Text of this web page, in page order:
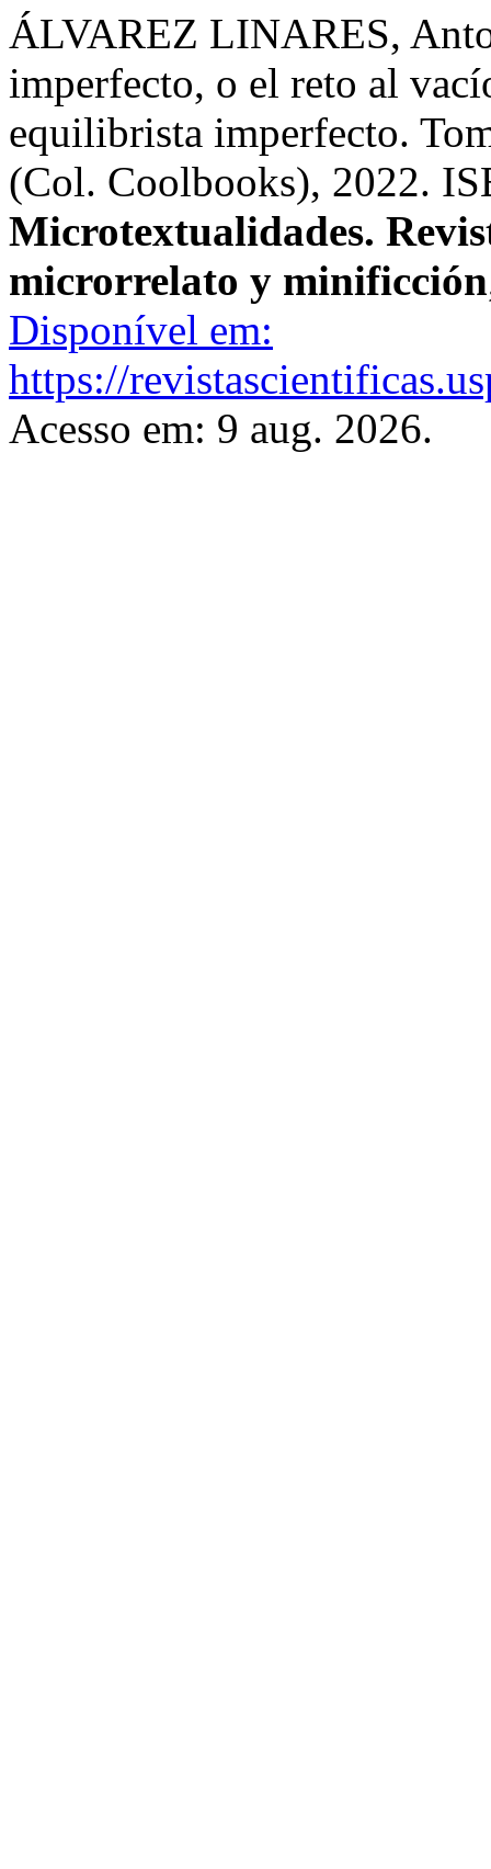
ÁLVAREZ LINARES,
imperfecto, o el reto al
equilibrista imperfecto.
(Col. Coolbooks), 2022.
Microtextualidades.
microrrelato y minificción
Disponível em:
https://
Acesso em: 9 aug. 2026.